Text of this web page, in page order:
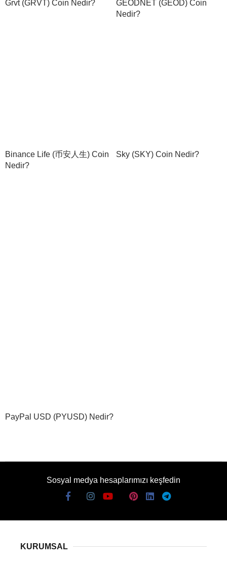
Grvt (GRVT) Coin Nedir?
GEODNET (GEOD) Coin
Nedir?
Binance Life (币安人生) Coin
Nedir?
Sky (SKY) Coin Nedir?
PayPal USD (PYUSD) Nedir?
Sosyal medya hesaplarımızı keşfedin
KURUMSAL